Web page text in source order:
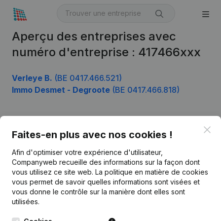
Aperçu des entreprises avec
numéro d'entreprise : 417466xxx
Verleye B. (BE 0417.466.521)
Immo Desmet - Degroote (BE 0417.466.818)
Faites-en plus avec nos cookies !
Afin d'optimiser votre expérience d'utilisateur,
Companyweb recueille des informations sur la façon dont
vous utilisez ce site web. La politique en matière de cookies
vous permet de savoir quelles informations sont visées et
vous donne le contrôle sur la manière dont elles sont
utilisées.
Français
Kantorenpark Everest
248D,
Monitoring
Recherche internationale